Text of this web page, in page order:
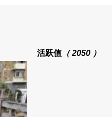
活跃值（ 2050 ）